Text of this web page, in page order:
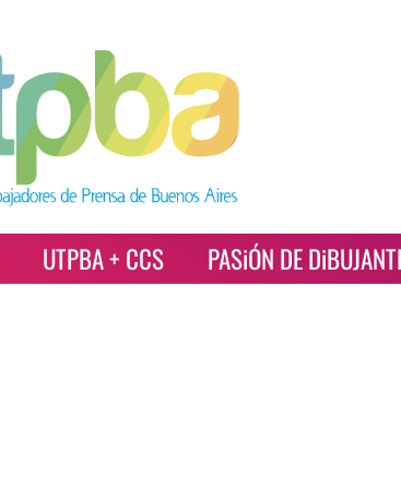
UTPBA + CCS PASiÓN DE